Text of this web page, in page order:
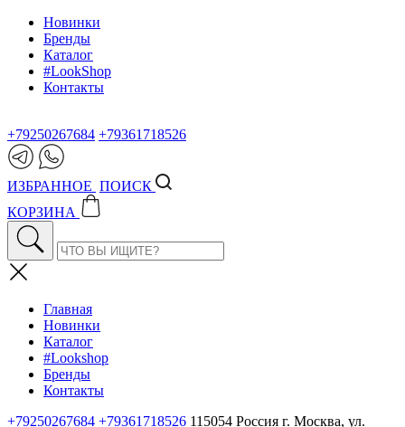
Новинки
Бренды
Каталог
#LookShop
Контакты
+79250267684 +79361718526
ИЗБРАННОЕ ПОИСК
КОРЗИНА
Главная
Новинки
Каталог
#Lookshop
Бренды
Контакты
+79250267684 +79361718526 115054 Россия г. Москва, ул.